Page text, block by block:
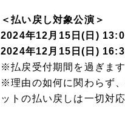
＜払い戻し対象公演＞
2024年12月15日(日)
2024年12月15日(日)
※払戻受付期間を過ぎま
※理由の如何に関わらず
ットの払い戻しは一切対